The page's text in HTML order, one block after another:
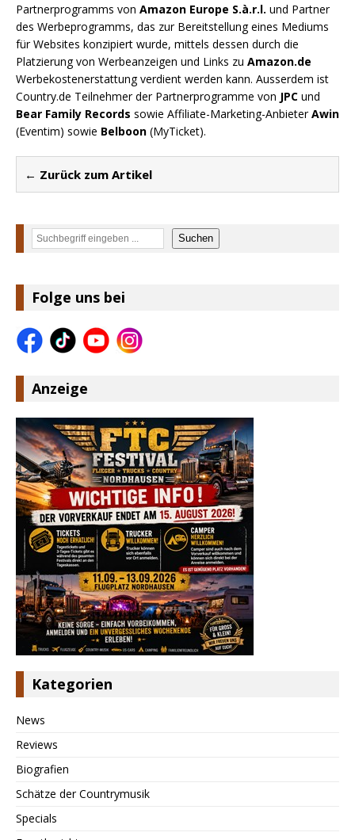
Partnerprogramms von Amazon Europe S.à.r.l. und Partner
des Werbeprogramms, das zur Bereitstellung eines Mediums
für Websites konzipiert wurde, mittels dessen durch die
Platzierung von Werbeanzeigen und Links zu Amazon.de
Werbekostenerstattung verdient werden kann. Ausserdem ist
Country.de Teilnehmer der Partnerprogramme von JPC und
Bear Family Records sowie Affiliate-Marketing-AnbieterAwin
(Eventim) sowie Belboon (MyTicket).
← Zurück zum Artikel
Suchen Suchen
Folge uns bei
Anzeige
Kategorien
News
Reviews
Biografien
Schätze der Countrymusik
Specials